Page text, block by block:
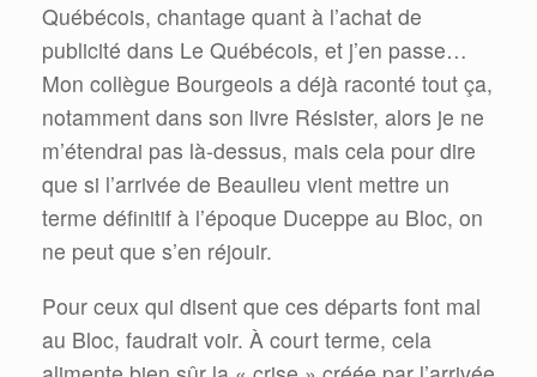
Québécois, chantage quant à l’achat de
publicité dans Le Québécois, et j’en passe…
Mon collègue Bourgeois a déjà raconté tout ça,
notamment dans son livre Résister, alors je ne
m’étendrai pas là-dessus, mais cela pour dire
que si l’arrivée de Beaulieu vient mettre un
terme définitif à l’époque Duceppe au Bloc, on
ne peut que s’en réjouir.
Pour ceux qui disent que ces départs font mal
au Bloc, faudrait voir. À court terme, cela